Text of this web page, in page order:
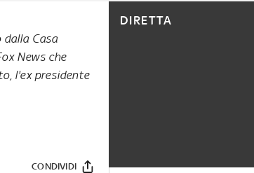
Casa
News che
l'ex presidente
CONDIVIDI
DIRETTA